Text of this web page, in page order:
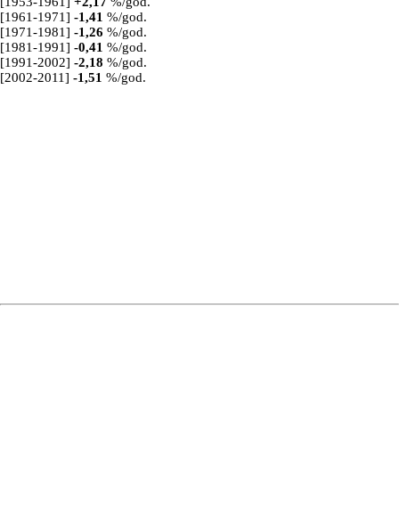
[1961-1971] -1,41 %/god.
[1971-1981] -1,26 %/god.
[1981-1991] -0,41 %/god.
[1991-2002] -2,18 %/god.
[2002-2011] -1,51 %/god.